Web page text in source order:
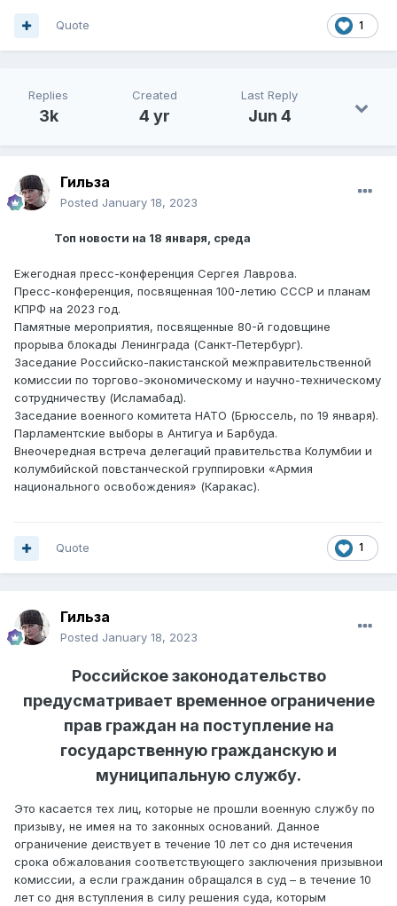
1
Quote
Replies
3k
Created
4 yr
Last Reply
Jun 4
Гильза
Posted January 18, 2023
Топ новости на 18 января, среда
Ежегодная пресс-конференция Сергея Лаврова.
Пресс-конференция, посвященная 100-летию СССР и планам
КПРФ на 2023 год.
Памятные мероприятия, посвященные 80-й годовщине
прорыва блокады Ленинграда (Санкт-Петербург).
Заседание Российско-пакистанской межправительственной
комиссии по торгово-экономическому и научно-техническому
сотрудничеству (Исламабад).
Заседание военного комитета НАТО (Брюссель, по 19 января).
Парламентские выборы в Антигуа и Барбуда.
Внеочередная встреча делегаций правительства Колумбии и
колумбийской повстанческой группировки «Армия
национального освобождения» (Каракас).
1
Quote
Гильза
Posted January 18, 2023
Российское законодательство
предусматривает временное ограничение
прав граждан на поступление на
государственную гражданскую и
муниципальную службу.
Это касается тех лиц, которые не прошли военную службу по
призыву, не имея на то законных оснований. Данное
ограничение деи‌ствует в течение 10 лет со дня истечения
срока обжалования соответствующего заключения призывнои‌
комиссии, а если гражданин обращался в суд – в течение 10
лет со дня вступления в силу решения суда, которым